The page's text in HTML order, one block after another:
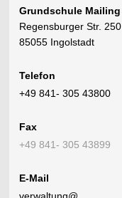
Grundschule Mailing
Regensburger Str. 250
85055 Ingolstadt
Telefon
+49 841- 305 43800
Fax
+49 841- 305 43899
E-Mail
verwaltung@